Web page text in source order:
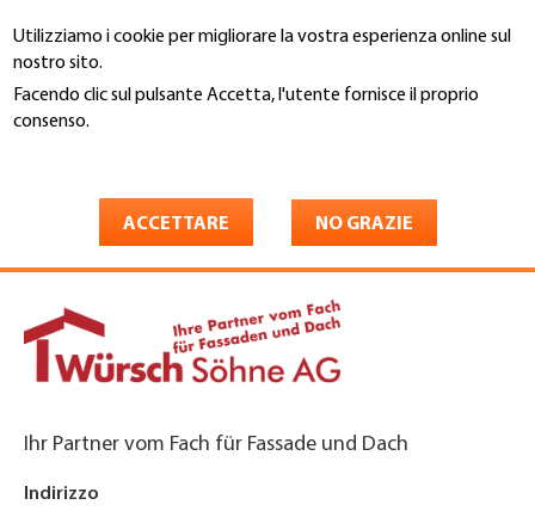
Utilizziamo i cookie per migliorare la vostra esperienza online sul
nostro sito.
Facendo clic sul pulsante Accetta, l'utente fornisce il proprio
consenso.
ACCETTARE NO GRAZIE
al
contenuto
principale
You
Bedachungen
Ihr Partner vom Fach für Fassade und Dach
Indirizzo